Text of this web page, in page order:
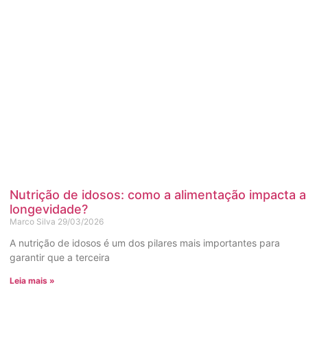
Nutrição de idosos: como a alimentação impacta a
longevidade?
Marco Silva 29/03/2026
A nutrição de idosos é um dos pilares mais importantes para
garantir que a terceira
Leia mais »